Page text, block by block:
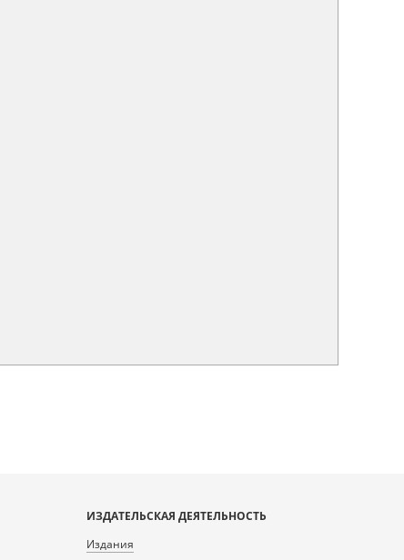
ИЗДАТЕЛЬСКАЯ ДЕЯТЕЛЬНОСТЬ
Издания